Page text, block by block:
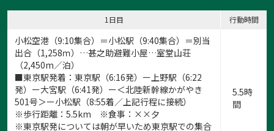
1日目 行動時間
小松空港（9:10集合）＝小松駅（9:40集合）＝別当
出合（1,258ｍ）…甚之助避難小屋…室堂山荘
（2,450m／泊）
■東京駅発着：東京駅（6:16発）ー上野駅（6:22
発）ー大宮駅（6:41発）ー＜北陸新幹線かがやき
501号＞ー小松駅（8:55着／上記行程に接続）
※歩行距離：5.5km ※食事：××夕
※東京駅発については朝が早いため東京駅での集合
5.5時
間